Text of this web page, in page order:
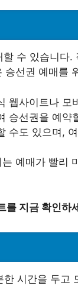
수 있습니다
선권 예매를
웹사이트나
승선권을 예약
수도 있으며,
예매가 빨리
를 지금 확인하
한 시간을 두고